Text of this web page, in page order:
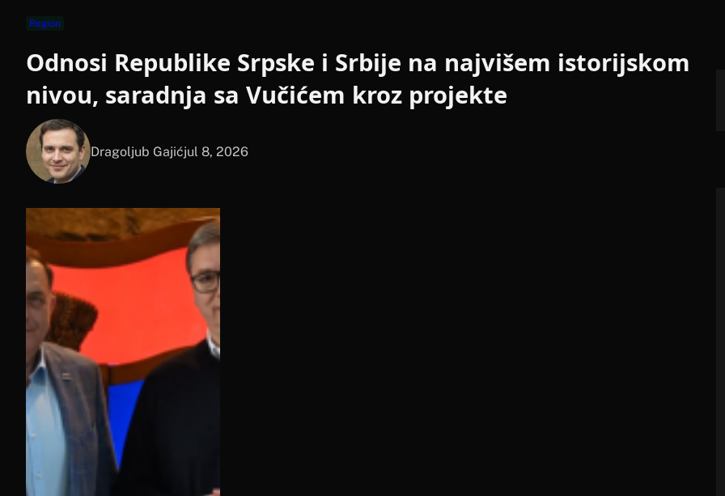
Region
Odnosi Republike Srpske i Srbije na najvišem istorijskom
nivou, saradnja sa Vučićem kroz projekte
Dragoljub Gajićjul 8, 2026